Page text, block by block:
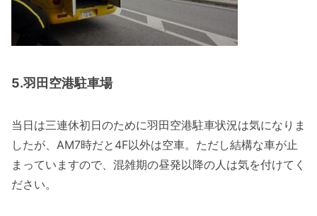
5.羽田空港駐車場
当日は三連休初日のために羽田空港駐車状況は気になりま
したが、AM7時だと4F以外は空車。ただし結構な車が止
まっていますので、混雑期の昼発以降の人は気を付けてく
ださい。